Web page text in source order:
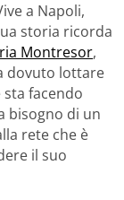
a Napoli,
storia ricorda
Montresor,
dovuto lottare
facendo
bisogno di un
rete che è
il suo